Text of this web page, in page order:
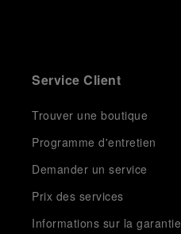
Service Client
Trouver une boutique
Programme d'entretien
Demander un service
Prix des services
Informations sur la garantie